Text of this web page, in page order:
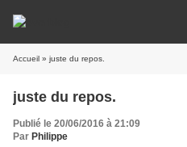
Accueil » juste du repos.
juste du repos.
Publié le 20/06/2016 à 21:09
Par Philippe